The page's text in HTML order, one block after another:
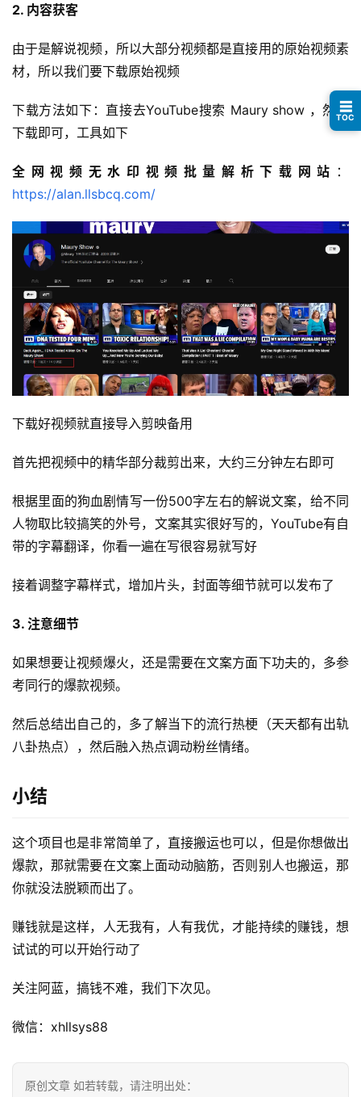
例
避
坑
南
营
百
创
资
源
会
员
专
登录
2. 内容获客
由于是解说视频，所以大部分视频都是直接用的原始视频素
材，所以我们要下载原始视频
下载方法如下：直接去YouTube搜索 Maury show ，然后
下载即可，工具如下
全网视频无水印视频批量解析下载网站 ：
https://alan.llsbcq.com/
下载好视频就直接导入剪映备用
首先把视频中的精华部分裁剪出来，大约三分钟左右即可
根据里面的狗血剧情写一份500字左右的解说文案，给不同
人物取比较搞笑的外号，文案其实很好写的，YouTube有自
带的字幕翻译，你看一遍在写很容易就写好
接着调整字幕样式，增加片头，封面等细节就可以发布了
3. 注意细节
如果想要让视频爆火，还是需要在文案方面下功夫的，多参
考同行的爆款视频。
然后总结出自己的，多了解当下的流行热梗（天天都有出轨
八卦热点），然后融入热点调动粉丝情绪。
小结
这个项目也是非常简单了，直接搬运也可以，但是你想做出
爆款，那就需要在文案上面动动脑筋，否则别人也搬运，那
你就没法脱颖而出了。
赚钱就是这样，人无我有，人有我优，才能持续的赚钱，想
试试的可以开始行动了
关注阿蓝，搞钱不难，我们下次见。
微信：xhllsys88
原创文章 如若转载，请注明出处：
☰
TOC